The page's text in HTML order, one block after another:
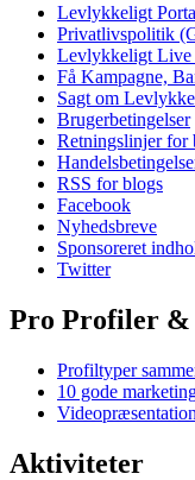
Levlykkeligt
Privatlivspolitik
Levlykkeligt Live
Få Kampagne,
Sagt om
Brugerbetingelser
Retningslinjer for
RSS for blogs
Facebook
Nyhedsbreve
Sponsoreret
Twitter
Pro Profiler &
Profiltyper
10 gode
Videopræsentation
Aktiviteter